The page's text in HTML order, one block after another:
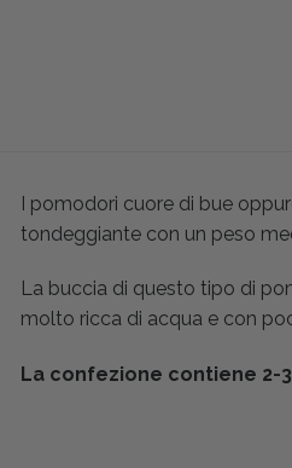
I pomodori cuore di bue
tondeggiante con un peso
La buccia di questo tipo di
molto ricca di acqua e con
La confezione contiene 2-3